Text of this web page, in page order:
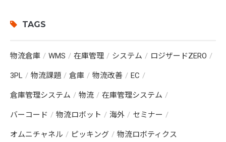
TAGS
物流倉庫 WMS 在庫管理 システム ロジザードZERO
3PL 物流課題 倉庫 物流改善 EC
倉庫管理システム 物流 在庫管理システム
バーコード 物流ロボット 海外 セミナー
オムニチャネル ピッキング 物流ロボティクス